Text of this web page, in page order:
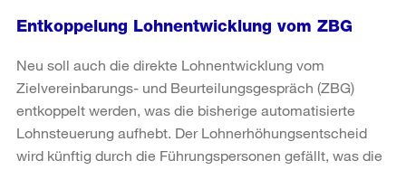
Entkoppelung Lohnentwicklung vom ZBG
Neu soll auch die direkte Lohnentwicklung vom
Zielvereinbarungs- und Beurteilungsgespräch (ZBG)
entkoppelt werden, was die bisherige automatisierte
Lohnsteuerung aufhebt. Der Lohnerhöhungsentscheid
wird künftig durch die Führungspersonen gefällt, was die